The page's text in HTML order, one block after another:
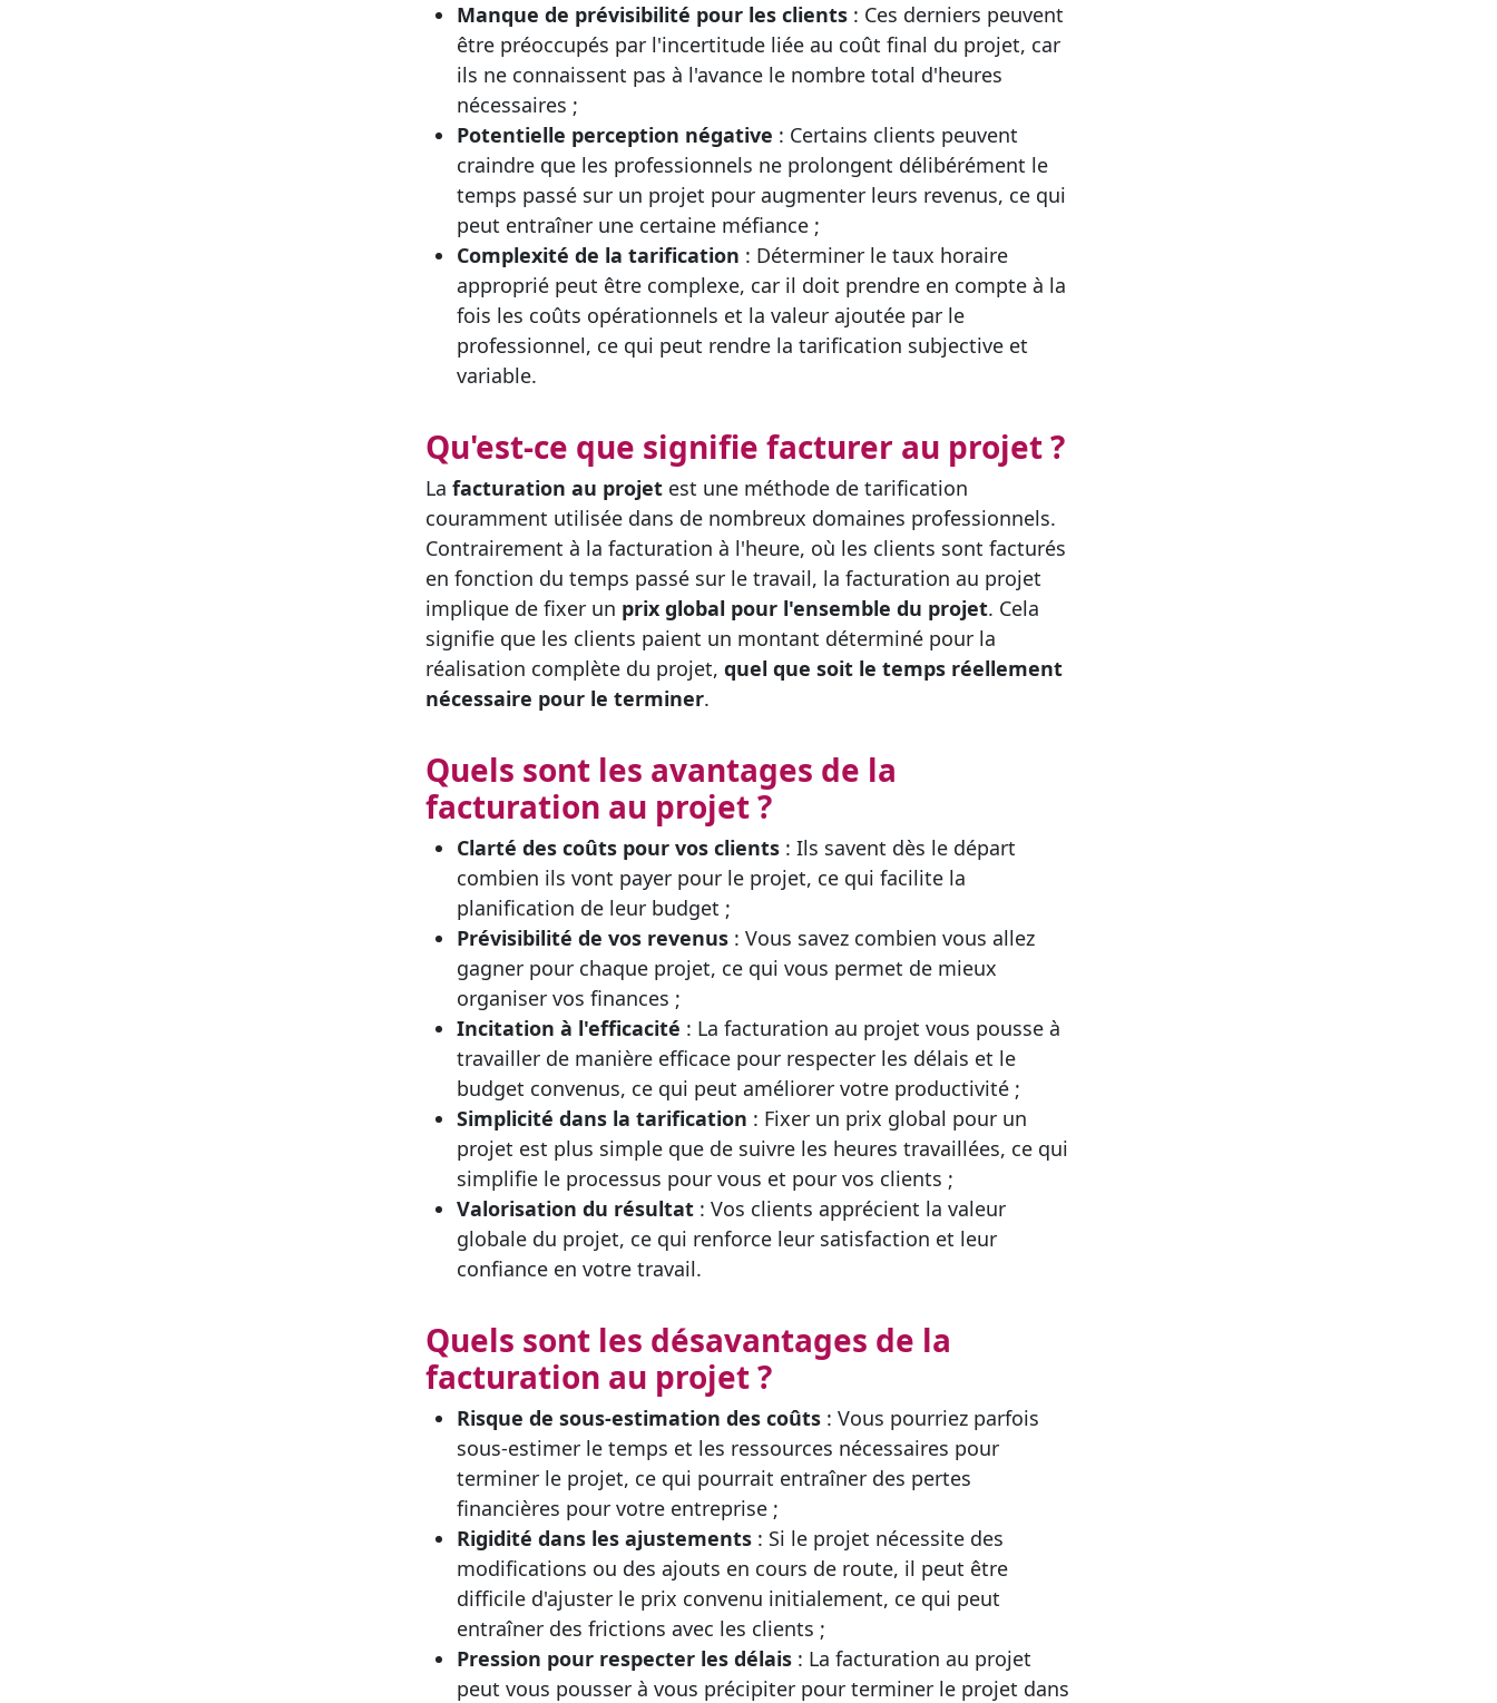
Manque de prévisibilité pour les clients : Ces derniers peuvent
être préoccupés par l'incertitude liée au coût final du projet, car
ils ne connaissent pas à l'avance le nombre total d'heures
nécessaires ;
Potentielle perception négative : Certains clients peuvent
craindre que les professionnels ne prolongent délibérément le
temps passé sur un projet pour augmenter leurs revenus, ce qui
peut entraîner une certaine méfiance ;
Complexité de la tarification : Déterminer le taux horaire
approprié peut être complexe, car il doit prendre en compte à la
fois les coûts opérationnels et la valeur ajoutée par le
professionnel, ce qui peut rendre la tarification subjective et
variable.
Qu'est-ce que signifie facturer au projet ?
La facturation au projet est une méthode de tarification
couramment utilisée dans de nombreux domaines professionnels.
Contrairement à la facturation à l'heure, où les clients sont facturés
en fonction du temps passé sur le travail, la facturation au projet
implique de fixer un prix global pour l'ensemble du projet. Cela
signifie que les clients paient un montant déterminé pour la
réalisation complète du projet, quel que soit le temps réellement
nécessaire pour le terminer.
Quels sont les avantages de la
facturation au projet ?
Clarté des coûts pour vos clients : Ils savent dès le départ
combien ils vont payer pour le projet, ce qui facilite la
planification de leur budget ;
Prévisibilité de vos revenus : Vous savez combien vous allez
gagner pour chaque projet, ce qui vous permet de mieux
organiser vos finances ;
Incitation à l'efficacité : La facturation au projet vous pousse à
travailler de manière efficace pour respecter les délais et le
budget convenus, ce qui peut améliorer votre productivité ;
Simplicité dans la tarification : Fixer un prix global pour un
projet est plus simple que de suivre les heures travaillées, ce qui
simplifie le processus pour vous et pour vos clients ;
Valorisation du résultat : Vos clients apprécient la valeur
globale du projet, ce qui renforce leur satisfaction et leur
confiance en votre travail.
Quels sont les désavantages de la
facturation au projet ?
Risque de sous-estimation des coûts : Vous pourriez parfois
sous-estimer le temps et les ressources nécessaires pour
terminer le projet, ce qui pourrait entraîner des pertes
financières pour votre entreprise ;
Rigidité dans les ajustements : Si le projet nécessite des
modifications ou des ajouts en cours de route, il peut être
difficile d'ajuster le prix convenu initialement, ce qui peut
entraîner des frictions avec les clients ;
Pression pour respecter les délais : La facturation au projet
peut vous pousser à vous précipiter pour terminer le projet dans